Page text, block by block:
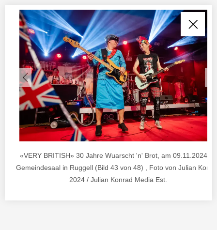
«VERY BRITISH» 30 Jahre Wuarscht 'n' Brot, am 09.11.2024 im
Gemeindesaal in Ruggell (Bild 43 von 48) , Foto von Julian
2024 / Julian Konrad Media Est.